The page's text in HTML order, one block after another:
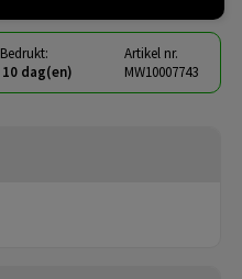
Bedrukt:
10 dag(en)
Artikel nr.
MW10007743